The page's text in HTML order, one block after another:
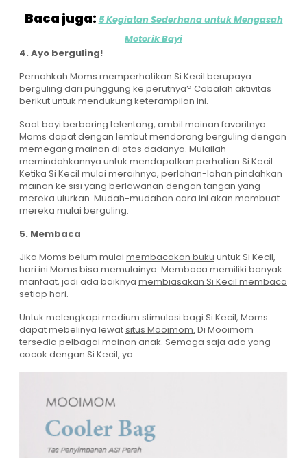
Baca juga: 5 Kegiatan Sederhana untuk Mengasah
Motorik Bayi
4. Ayo berguling!
Pernahkah Moms memperhatikan Si Kecil berupaya
berguling dari punggung ke perutnya? Cobalah aktivitas
berikut untuk mendukung keterampilan ini.
Saat bayi berbaring telentang, ambil mainan favoritnya.
Moms dapat dengan lembut mendorong berguling dengan
memegang mainan di atas dadanya. Mulailah
memindahkannya untuk mendapatkan perhatian Si Kecil.
Ketika Si Kecil mulai meraihnya, perlahan-lahan pindahkan
mainan ke sisi yang berlawanan dengan tangan yang
mereka ulurkan. Mudah-mudahan cara ini akan membuat
mereka mulai berguling.
5. Membaca
Jika Moms belum mulai membacakan buku untuk Si Kecil,
hari ini Moms bisa memulainya. Membaca memiliki banyak
manfaat, jadi ada baiknya membiasakan Si Kecil membaca
setiap hari.
Untuk melengkapi medium stimulasi bagi Si Kecil, Moms
dapat mebelinya lewatsitus Mooimom. Di Mooimom
tersedia pelbagai mainan anak. Semoga saja ada yang
cocok dengan Si Kecil, ya.